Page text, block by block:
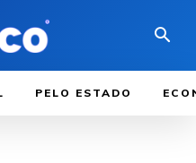
PELO ESTADO